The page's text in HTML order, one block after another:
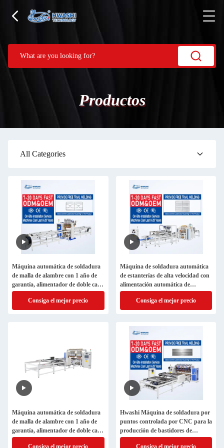
Productos
All Categories
Máquina automática de soldadura
de malla de alambre con 1 año de
garantía, alimentador de doble capa
y sistema de llenado automático de
alambreConsiga el mejor precio
Máquina de soldadura automática
de estanterías de alta velocidad con
alimentación automática de
alambre y control de soldadura
preciso para la fabricación de
estanterías
Consiga el mejor precio
Máquina automática de soldadura
de malla de alambre con 1 año de
garantía, alimentador de doble capa
y sistema de llenado automático de
Consiga el mejor precio
Hwashi Máquina de soldadura por
puntos controlada por CNC para la
producción de bastidores de
alambre refrigerador de alto
Consiga el mejor precio